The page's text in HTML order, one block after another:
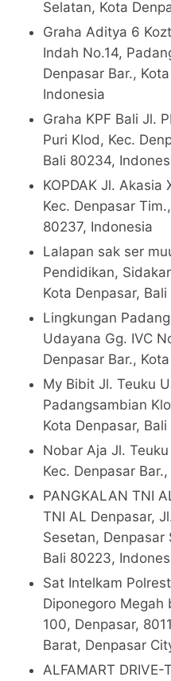
Selatan, Kota
Graha Aditya 6
Indah No.14,
Denpasar Bar.,
Indonesia
Graha KPF Bali Jl.
Puri Klod, Kec.
Bali 80234,
KOPDAK Jl. Akasia
Kec. Denpasar
80237, Indonesia
Lalapan sak ser
Pendidikan,
Kota Denpasar,
Lingkungan
Udayana Gg. IVC
Denpasar Bar.,
My Bibit Jl. Teuku
Padangsambian
Kota Denpasar,
Nobar Aja Jl.
Kec. Denpasar
PANGKALAN TNI
TNI AL Denpasar,
Sesetan, Denpasar
Bali 80223,
Sat Intelkam
Diponegoro Megah
100, Denpasar,
Barat, Denpasar
ALFAMART DRIVE-